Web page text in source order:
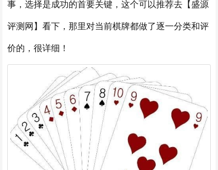
事，选择是成功的首要关键，这个可以推荐去【盛源
评测网】看下，那里对当前棋牌都做了逐一分类和评
价的，很详细！